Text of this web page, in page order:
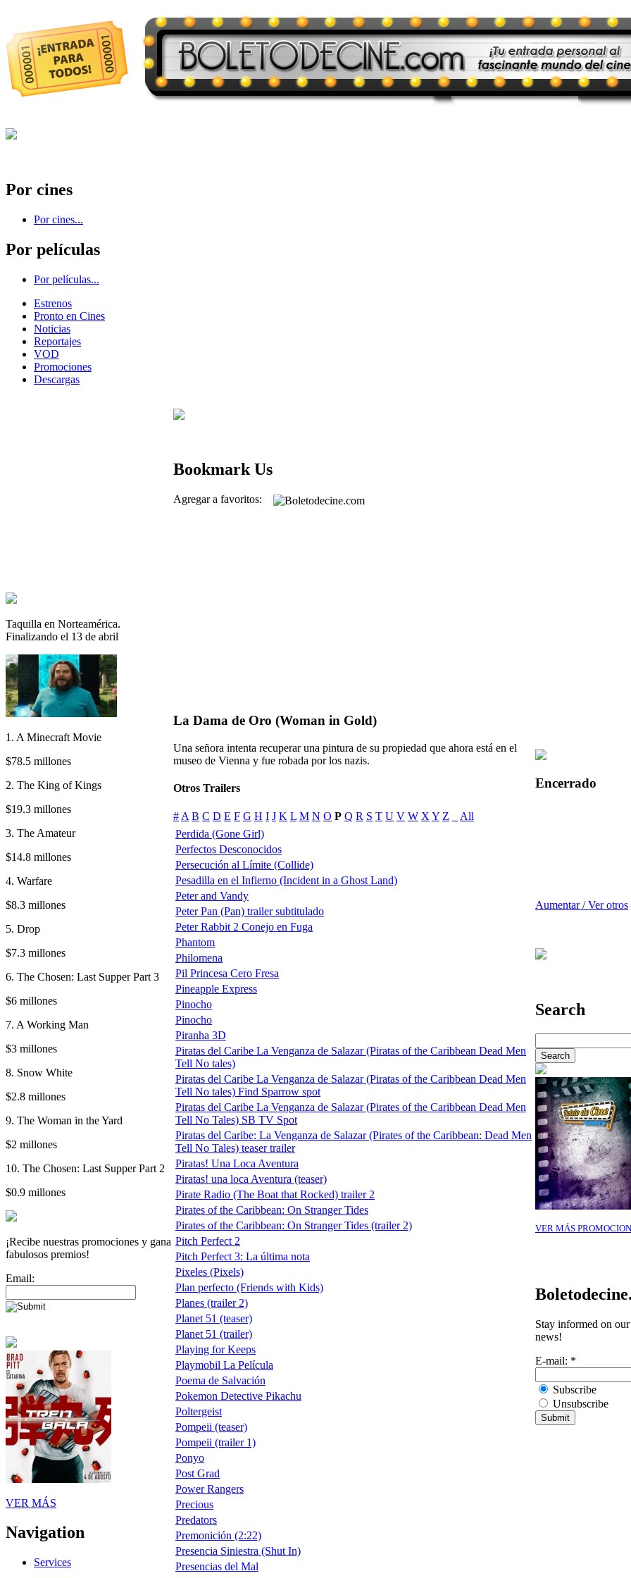
Por cines
Por cines...
Por películas
Por películas...
Estrenos
Pronto en Cines
Noticias
Reportajes
VOD
Promociones
Descargas
Taquilla en Norteamérica.
Finalizando el 13 de abril
1. A Minecraft Movie
$78.5 millones
2. The King of Kings
$19.3 millones
3. The Amateur
$14.8 millones
4. Warfare
$8.3 millones
5. Drop
$7.3 millones
6. The Chosen: Last Supper Part 3
$6 millones
7. A Working Man
$3 millones
8. Snow White
$2.8 millones
9. The Woman in the Yard
$2 millones
10. The Chosen: Last Supper Part 2
$0.9 millones
¡Recibe nuestras promociones y gana
fabulosos premios!
Email:
VER MÁS
Navigation
Services
Bookmark Us
Agregar a favoritos:
La Dama de Oro (Woman in Gold)
Una señora intenta recuperar una pintura de su propiedad que ahora está en el
museo de Vienna y fue robada por los nazis.
Otros Trailers
# A B C D E F G H I J K L M N O P Q R S T U V W X Y Z
All
Perdida (Gone Girl)
Perfectos Desconocidos
Persecución al Límite (Collide)
Pesadilla en el Infierno (Incident in a Ghost Land)
Peter and Vandy
Peter Pan (Pan) trailer subtitulado
Peter Rabbit 2 Conejo en Fuga
Phantom
Philomena
Pil Princesa Cero Fresa
Pineapple Express
Pinocho
Pinocho
Piranha 3D
Piratas del Caribe La Venganza de Salazar (Piratas of the Caribbean Dead Men
Tell No tales)
Piratas del Caribe La Venganza de Salazar (Piratas of the Caribbean Dead Men
Tell No tales) Find Sparrow spot
Piratas del Caribe La Venganza de Salazar (Pirates of the Caribbean Dead Men
Tell No Tales) SB TV Spot
Piratas del Caribe: La Venganza de Salazar (Pirates of the Caribbean: Dead Men
Tell No Tales) teaser trailer
Piratas! Una Loca Aventura
Piratas! una loca Aventura (teaser)
Pirate Radio (The Boat that Rocked) trailer 2
Pirates of the Caribbean: On Stranger Tides
Pirates of the Caribbean: On Stranger Tides (trailer 2)
Pitch Perfect 2
Pitch Perfect 3: La última nota
Pixeles (Pixels)
Plan perfecto (Friends with Kids)
Planes (trailer 2)
Planet 51 (teaser)
Planet 51 (trailer)
Playing for Keeps
Playmobil La Película
Poema de Salvación
Pokemon Detective Pikachu
Poltergeist
Pompeii (teaser)
Pompeii (trailer 1)
Ponyo
Post Grad
Power Rangers
Precious
Predators
Premonición (2:22)
Presencia Siniestra (Shut In)
Presencias del Mal
Encerrado
Aumentar / Ver otros
Search
VER MÁS
Stay informed on our
news!
E-mail: *
Subscribe
Unsubscribe